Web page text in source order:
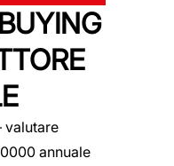
valutare
annuale